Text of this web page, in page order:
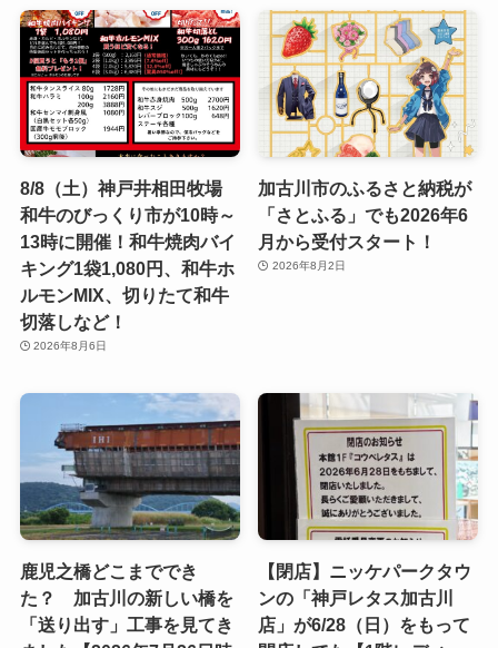
8/8（土）神戸井相田牧場
和牛のびっくり市が10時～
13時に開催！和牛焼肉バイ
キング1袋1,080円、和牛ホ
ルモンMIX、切りたて和牛
切落しなど！
2026年8月6日
加古川市のふるさと納税が
「さとふる」でも2026年6
月から受付スタート！
2026年8月2日
鹿児之橋どこまででき
た？ 加古川の新しい橋を
「送り出す」工事を見てき
【閉店】ニッケパークタウ
ンの「神戸レタス加古川
店」が6/28（日）をもって